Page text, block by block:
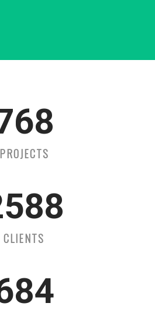
PROJECTS
CLIENTS